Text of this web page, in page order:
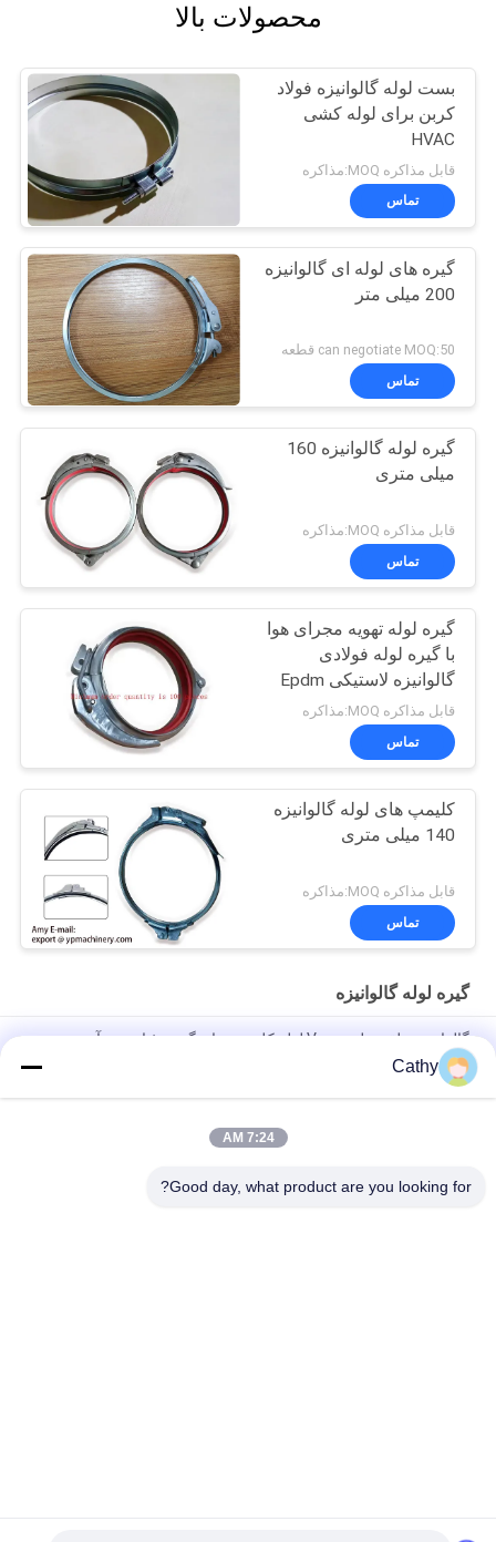
محصولات بالا
بست لوله گالوانیزه فولاد
کربن برای لوله کشی
HVAC
قابل مذاکره MOQ:مذاکره
تماس
گیره های لوله ای گالوانیزه
200 میلی متر
can negotiate MOQ:50 قطعه
تماس
گیره لوله گالوانیزه 160
میلی متری
قابل مذاکره MOQ:مذاکره
تماس
گیره لوله تهویه مجرای هوا
با گیره لوله فولادی
گالوانیزه لاستیکی Epdm
قابل مذاکره MOQ:مذاکره
تماس
کلیمپ های لوله گالوانیزه
140 میلی متری
قابل مذاکره MOQ:مذاکره
تماس
گیره لوله گالوانیزه
گالوانیزه حلقه بولت نوع V لوله کلیمپ برای گرد و غبار جمع آوری
ماژولار لوله
گیره فلنج نوع پیچ قابل تنظیم گالوانیزه برای اتصال کانال
250 میلی متری زینک پولیش شده لوله کلیمپ تهویه لوله گالوانیزه بولت
Cathy
7:24 AM
Good day, what product are you looking for?